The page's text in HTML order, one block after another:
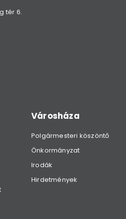
tér 6.
Városháza
Polgármesteri köszöntő
Önkormányzat
Irodák
Hirdetmények